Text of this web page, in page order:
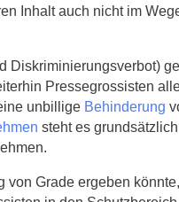
Inhalt auch nicht im
Diskriminierungsverbot)
Pressegrossisten
unbillige Behinderung
steht es
Grade ergeben